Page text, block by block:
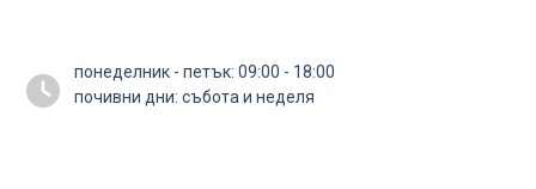
понеделник - петък: 09:00 - 18:00
почивни дни: събота и неделя